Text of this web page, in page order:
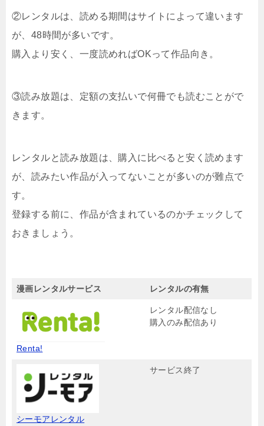
②レンタルは、読める期間はサイトによって違います
が、48時間が多いです。
購入より安く、一度読めればOKって作品向き。
③読み放題は、定額の支払いで何冊でも読むことがで
きます。
レンタルと読み放題は、購入に比べると安く読めます
が、読みたい作品が入ってないことが多いのが難点で
す。
登録する前に、作品が含まれているのかチェックして
おきましょう。
漫画レンタルサービス レンタルの有無
Renta!
レンタル配信なし
購入のみ配信あり
シーモアレンタル
サービス終了